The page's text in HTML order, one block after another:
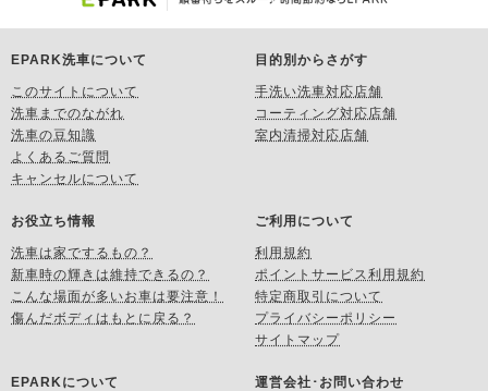
EPARK洗車について
このサイトについて
洗車までのながれ
洗車の豆知識
よくあるご質問
キャンセルについて
目的別からさがす
手洗い洗車対応店舗
コーティング対応店舗
室内清掃対応店舗
お役立ち情報
洗車は家でするもの？
新車時の輝きは維持できるの？
こんな場面が多いお車は要注意！
傷んだボディはもとに戻る？
ご利用について
利用規約
ポイントサービス利用規約
特定商取引について
プライバシーポリシー
サイトマップ
EPARKについて 運営会社･お問い合わせ